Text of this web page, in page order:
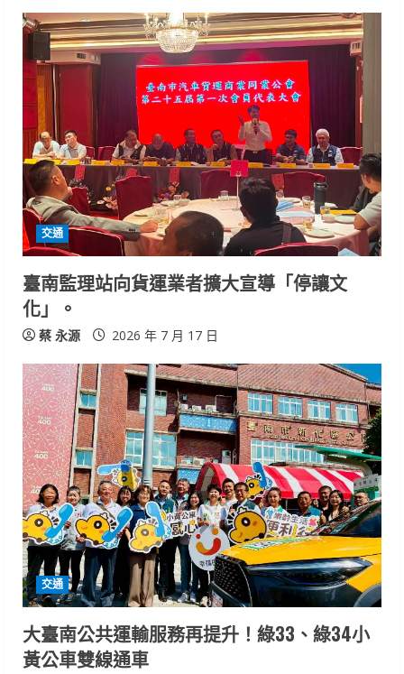
交通
臺南監理站向貨運業者擴大宣導「停讓文
化」。
蔡 永源 2026 年 7 月 17 日
交通
大臺南公共運輸服務再提升！綠33、綠34小
黃公車雙線通車